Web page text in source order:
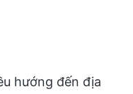
hướng đến địa